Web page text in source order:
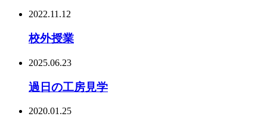
2022.11.12
校外授業
2025.06.23
過日の工房見学
2020.01.25